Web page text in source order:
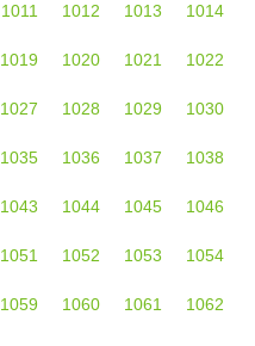
1011 1012 1013 1014
1019 1020 1021 1022
1027 1028 1029 1030
1035 1036 1037 1038
1043 1044 1045 1046
1051 1052 1053 1054
1059 1060 1061 1062